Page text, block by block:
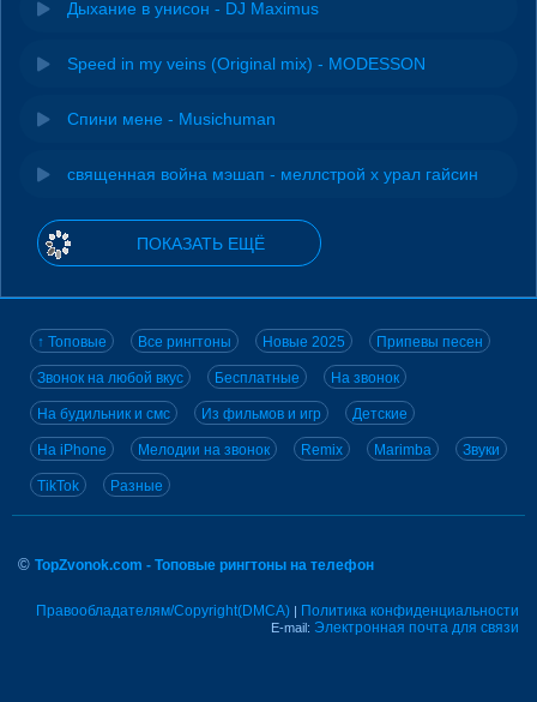
Дыхание в унисон - DJ Maximus
Speed in my veins (Original mix) - MODESSON
Спини мене - Musichuman
священная война мэшап - меллстрой х урал гайсин
ПОКАЗАТЬ ЕЩЁ
↑ Топовые Все рингтоны Новые 2025 Припевы песен
Звонок на любой вкус Бесплатные На звонок
На будильник и смс Из фильмов и игр Детские
На iPhone Мелодии на звонок Remix Marimba Звуки
TikTok Разные
© TopZvonok.com - Топовые рингтоны на телефон
Правообладателям/Copyright(DMCA) | Политика конфиденциальности
E-mail: Электронная почта для связи